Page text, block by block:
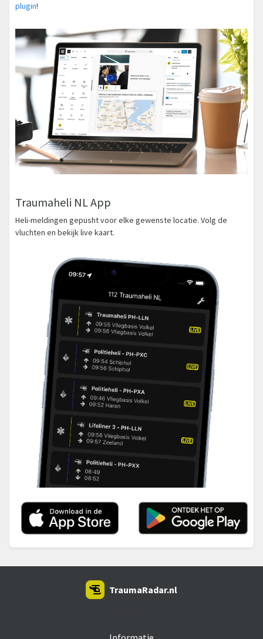
plugin!
Traumaheli NL App
Heli-meldingen gepusht voor elke gewenste locatie. Volg de
vluchten en bekijk live kaart.
TraumaRadar.nl